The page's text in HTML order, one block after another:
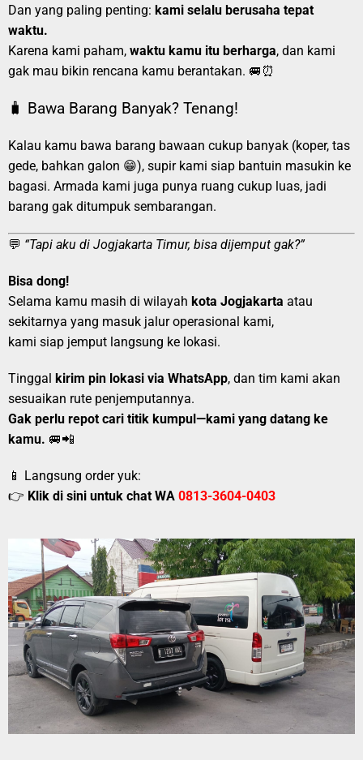
Dan yang paling penting: kami selalu berusaha tepat
waktu.
Karena kami paham, waktu kamu itu berharga, dan kami
gak mau bikin rencana kamu berantakan. 🚐⏰
🧳 Bawa Barang Banyak? Tenang!
Kalau kamu bawa barang bawaan cukup banyak (koper, tas
gede, bahkan galon 😁), supir kami siap bantuin masukin ke
bagasi. Armada kami juga punya ruang cukup luas, jadi
barang gak ditumpuk sembarangan.
💬 “Tapi aku di Jogjakarta Timur, bisa dijemput gak?”
Bisa dong!
Selama kamu masih di wilayah kota Jogjakarta atau
sekitarnya yang masuk jalur operasional kami,
kami siap jemput langsung ke lokasi.
Tinggal kirim pin lokasi via WhatsApp, dan tim kami akan
sesuaikan rute penjemputannya.
Gak perlu repot cari titik kumpul—kami yang datang ke
kamu. 🚐📲
📱 Langsung order yuk:
👉 Klik di sini untuk chat WA 0813-3604-0403